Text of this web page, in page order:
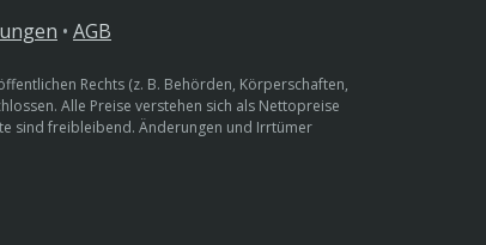
• AGB
Rechts (z. B. Behörden, Körperschaften,
Alle Preise verstehen sich als Nettopreise
sind freibleibend. Änderungen und Irrtümer